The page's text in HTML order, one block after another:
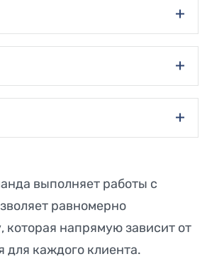
выполняет работы с
равномерно
которая напрямую зависит от
для каждого клиента.